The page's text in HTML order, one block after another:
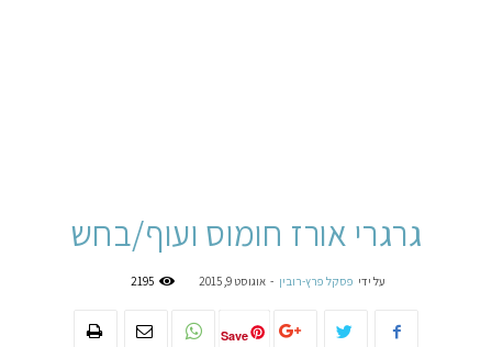
גרגרי אורז חומוס ועוף/בחש
על ידי פסקל פרץ-רובין - אוגוסט 9, 2015 2195
Save